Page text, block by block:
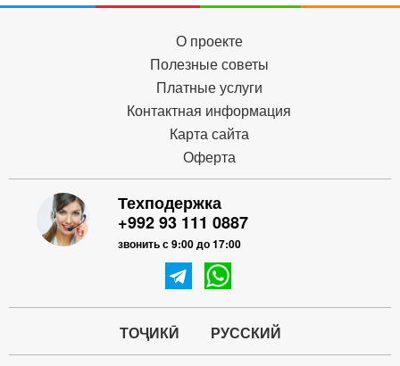
О проекте
Полезные советы
Платные услуги
Контактная информация
Карта сайта
Оферта
Техподержка
+992 93 111 0887
звонить с 9:00 до 17:00
ТОҶИКӢ РУССКИЙ